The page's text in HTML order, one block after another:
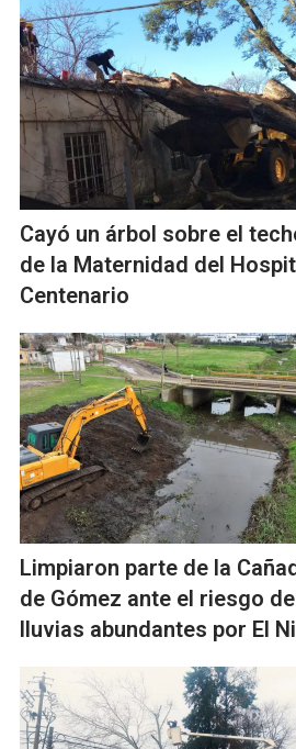
Cayó un árbol sobre el
de la Maternidad del
Centenario
Limpiaron parte de la
de Gómez ante el riesgo de
lluvias abundantes por El